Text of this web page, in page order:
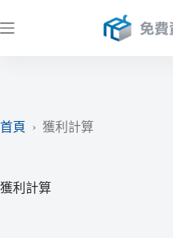
至
首頁
› 獲利計算
獲利計算